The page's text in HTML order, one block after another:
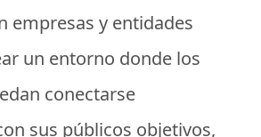
empresas y entidades
un entorno donde los
conectarse
sus públicos objetivos,